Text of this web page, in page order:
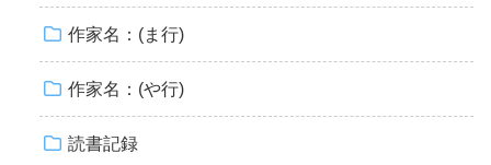
作家名：(ま行)
作家名：(や行)
読書記録